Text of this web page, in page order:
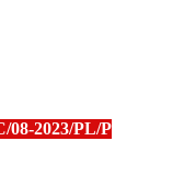
08-2023/PL/P